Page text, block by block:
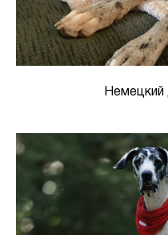
Немецкий